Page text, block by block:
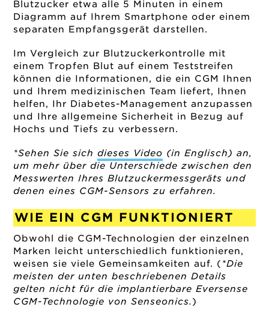
Blutzucker etwa alle 5 Minuten in einem
Diagramm auf Ihrem Smartphone oder einem
separaten Empfangsgerät darstellen.
Im Vergleich zur Blutzuckerkontrolle mit
einem Tropfen Blut auf einem Teststreifen
können die Informationen, die ein CGM Ihnen
und Ihrem medizinischen Team liefert, Ihnen
helfen, Ihr Diabetes-Management anzupassen
und Ihre allgemeine Sicherheit in Bezug auf
Hochs und Tiefs zu verbessern.
*Sehen Sie sichdieses Video (in Englisch) an,
um mehr über die Unterschiede zwischen den
Messwerten Ihres Blutzuckermessgeräts und
denen eines CGM-Sensors zu erfahren.
WIE EIN CGM FUNKTIONIERT
Obwohl die CGM-Technologien der einzelnen
Marken leicht unterschiedlich funktionieren,
weisen sie viele Gemeinsamkeiten auf. ( *Die
meisten der unten beschriebenen Details
gelten nicht für die implantierbare Eversense
CGM-Technologie von Senseonics.)